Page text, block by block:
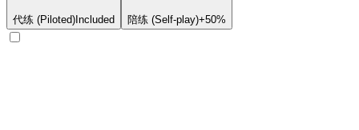
代练 (Piloted) Included 陪练 (Self-play)+50%